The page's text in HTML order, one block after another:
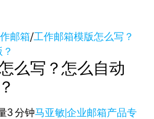
邮箱/工作邮箱模版怎么写？
么写？怎么自动
3 分钟马亚敏|企业邮箱产品专